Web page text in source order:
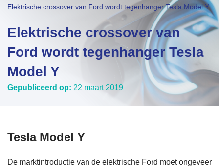
Elektrische crossover van Ford wordt tegenhanger Tesla Model Y
Elektrische crossover van
Ford wordt tegenhanger Tesla
Model Y
Gepubliceerd op: 22 maart 2019
Tesla Model Y
De marktintroductie van de elektrische Ford moet ongeveer